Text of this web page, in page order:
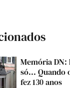
Memória DN:
só... Quando
fez 130 anos